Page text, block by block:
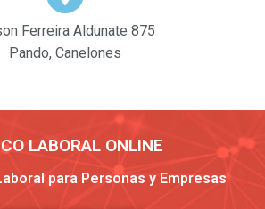
Ferreira Aldunate 875
Pando, Canelones
LABORAL ONLINE
para Personas y Empresas